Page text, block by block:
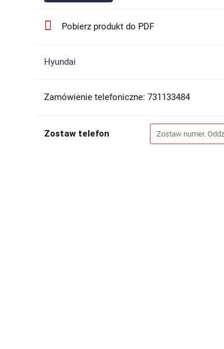
Pobierz produkt do PDF
Hyundai
Zamówienie telefoniczne: 731133484
Zostaw telefon